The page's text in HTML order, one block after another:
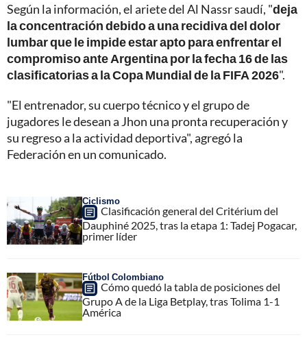
Según la información, el ariete del Al Nassr saudí, "deja
la concentración debido a una recidiva del dolor
lumbar que le impide estar apto para enfrentar el
compromiso ante Argentina por la fecha 16 de las
clasificatorias a la Copa Mundial de la FIFA 2026".
"El entrenador, su cuerpo técnico y el grupo de
jugadores le desean a Jhon una pronta recuperación y
su regreso a la actividad deportiva", agregó la
Federación en un comunicado.
Ciclismo
Clasificación general del Critérium del
Dauphiné 2025, tras la etapa 1: Tadej Pogacar,
primer líder
Fútbol Colombiano
Cómo quedó la tabla de posiciones del
Grupo A de la Liga Betplay, tras Tolima 1-1
América